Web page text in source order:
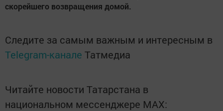
скорейшего возвращения домой.
Следите за самым важным и интересным в
Telegram-канале Татмедиа
Читайте новости Татарстана в
национальном мессенджере MАХ: